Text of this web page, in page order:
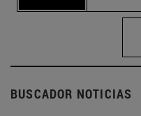
BUSCADOR NOTICIAS